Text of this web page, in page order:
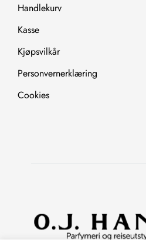
Handlekurv
Kasse
Kjøpsvilkår
Personvernerklæring
Cookies